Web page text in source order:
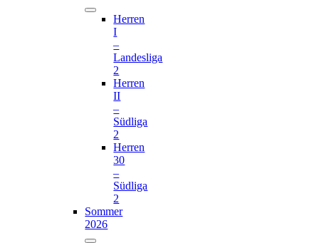
Herren
I
–
Landesliga
2
Herren
II
–
Südliga
2
Herren
30
–
Südliga
2
Sommer
2026